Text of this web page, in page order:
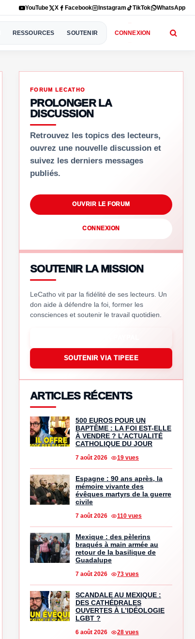
YouTube X Facebook Instagram TikTok WhatsApp
RESSOURCES SOUTENIR CONNEXION
FORUM LECATHO
PROLONGER LA
DISCUSSION
Retrouvez les topics des lecteurs,
ouvrez une nouvelle discussion et
suivez les derniers messages
publiés.
OUVRIR LE FORUM
CONNEXION
SOUTENIR LA MISSION
LeCatho vit par la fidélité de ses lecteurs. Un
don aide à défendre la foi, former les
consciences et soutenir le travail quotidien.
SOUTENIR VIA TIPEEE
ARTICLES RÉCENTS
500 EUROS POUR UN
BAPTÊME : LA FOI EST-ELLE
À VENDRE ? L’ACTUALITÉ
CATHOLIQUE DU JOUR
7 août 2026 19 vues
Espagne : 90 ans après, la
mémoire vivante des
évêques martyrs de la guerre
civile
7 août 2026 110 vues
Mexique : des pèlerins
braqués à main armée au
retour de la basilique de
Guadalupe
7 août 2026 73 vues
SCANDALE AU MEXIQUE :
DES CATHÉDRALES
OUVERTES À L’IDÉOLOGIE
LGBT ?
6 août 2026 28 vues